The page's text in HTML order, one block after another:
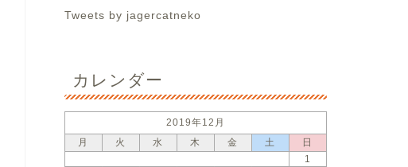
Tweets by jagercatneko
カレンダー
2019年12月
月
火 水 木 金 土
日
1